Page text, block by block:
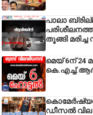
പാലാ
തൂങ്ങി
മെയ് 6ന് 24
ഡീസല്‍ വില